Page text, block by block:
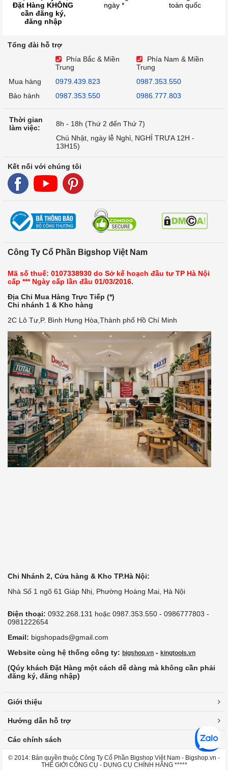
Đặt Hàng KHÔNG
cần đăng ký,
đăng nhập
ngày *
toàn quốc
Tổng đài hỗ trợ
Phía Bắc & Miền
Trung
Phía Nam & Miền
Trung
Mua hàng
0979.439.823
0987.353.550
Bảo hành
0987.353.550 0986.777.803
Thời gian
làm việc:
8h - 18h (Thứ 2 đến Thứ 7)
Chủ Nhật, ngày lễ Nghỉ, NGHỈ TRƯA 12H -
13H15)
Kết nối với chúng tôi
Công Ty Cổ Phần Bigshop Việt Nam
Mã số thuế: 0107338930 do Sở kế hoạch đầu tư TP Hà Nội
cấp *** Ngày cấp lần đầu 01/03/2016.
Địa Chỉ Mua Hàng Trực Tiếp (*)
Chi nhánh 1 & Kho hàng
2C Lô Tư,P. Bình Hưng Hòa,Thành phố Hồ Chí Minh
Chi Nhánh 2, Cửa hàng & Kho TP.Hà Nội:
Nhà Số 1 ngõ 61 Giáp Nhị, Phường Hoàng Mai, Hà Nội
Điện thoại: 0932.268.131 hoặc 0987.353.550 - 0986777803 -
0981222654
Email: bigshopads@gmail.com
Website cùng hệ thống công ty: bigshop.vn - kingtools.vn
(Qúy khách Đặt Hàng một cách dễ dàng mà không cần phải
đăng ký, đăng nhập)
Giới thiệu
Hướng dẫn hỗ trợ
Các chính sách
© 2014: Bản quyền thuộc Công Ty Cổ Phần Bigshop Việt Nam - Bigshop.vn -
THẾ GIỚI CÔNG CỤ - DỤNG CỤ CHÍNH HÃNG *****